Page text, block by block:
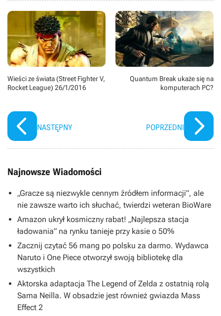
Wieści ze świata (Street Fighter V,
Rocket League) 26/1/2016
NASTĘPNY
Quantum Break ukaże się na
komputerach PC?
POPRZEDNI
Najnowsze Wiadomości
„Gracze są niezwykle cennym źródłem informacji”, ale
nie zawsze warto ich słuchać, twierdzi weteran BioWare
Amazon ukrył kosmiczny rabat! „Najlepsza stacja
ładowania” na rynku tanieje przy kasie o 50%
Zacznij czytać 56 mang po polsku za darmo. Wydawca
Naruto i One Piece otworzył swoją bibliotekę dla
wszystkich
Aktorska adaptacja The Legend of Zelda z ostatnią rolą
Sama Neilla. W obsadzie jest również gwiazda Mass
Effect 2